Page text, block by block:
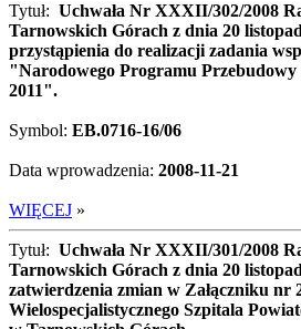
Tytuł: Uchwała Nr XXXII/302/2008
Tarnowskich Górach z dnia 20
przystąpienia do realizacji zadania
"Narodowego Programu
2011".
Symbol: EB.0716-16/06
Data wprowadzenia: 2008-11-21
WIĘCEJ »
Tytuł: Uchwała Nr XXXII/301/2008
Tarnowskich Górach z dnia 20
zatwierdzenia zmian w Załączniku nr
Wielospecjalistycznego Szpitala